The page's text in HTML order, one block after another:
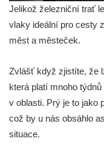
Jelikož železniční trať
vlaky ideální pro cesty
měst a městeček.
Zvlášť když zjistíte, že
která platí mnoho
v oblasti. Prý je to jako
což by u nás obsáhlo
situace.